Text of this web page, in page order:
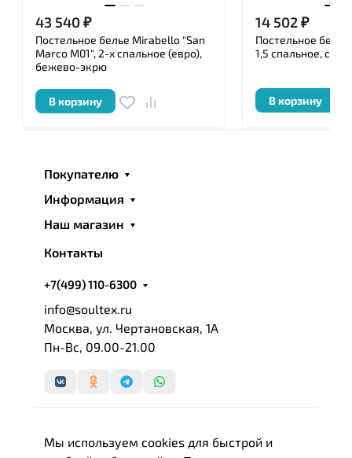
43 540₽
Постельное белье Mirabello "San
Marco М01", 2-х спальное (евро),
бежево-экрю
В корзину
14 502₽
Постельное
1,5 спальное,
В корзину
Покупателю
Информация
Наш магазин
Контакты
+7(499) 110-6300
info@soultex.ru
Москва, ул. Чертановская, 1А
Пн-Вс, 09.00-21.00
Мы используем cookies для быстрой и